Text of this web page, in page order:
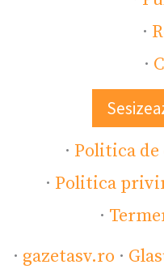
·
·
· Politica
· Politica
·
· gazetasv.ro ·